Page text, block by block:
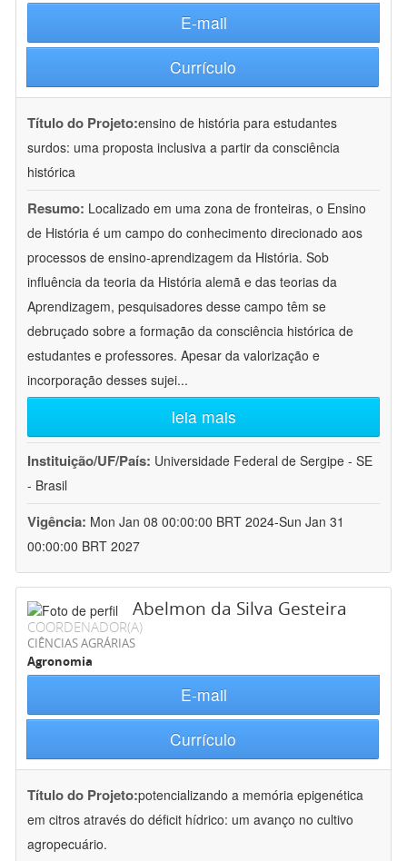
E-mail
Currículo
Título do Projeto:ensino de história para estudantes
surdos: uma proposta inclusiva a partir da consciência
histórica
Resumo: Localizado em uma zona de fronteiras, o Ensino
de História é um campo do conhecimento direcionado aos
processos de ensino-aprendizagem da História. Sob
influência da teoria da História alemã e das teorias da
Aprendizagem, pesquisadores desse campo têm se
debruçado sobre a formação da consciência histórica de
estudantes e professores. Apesar da valorização e
incorporação desses sujei...
leia mais
Instituição/UF/País: Universidade Federal de Sergipe - SE
- Brasil
Vigência: Mon Jan 08 00:00:00 BRT 2024-Sun Jan 31
00:00:00 BRT 2027
Abelmon da Silva Gesteira
COORDENADOR(A)
CIÊNCIAS AGRÁRIAS
Agronomia
E-mail
Currículo
Título do Projeto:potencializando a memória epigenética
em citros através do déficit hídrico: um avanço no cultivo
agropecuário.